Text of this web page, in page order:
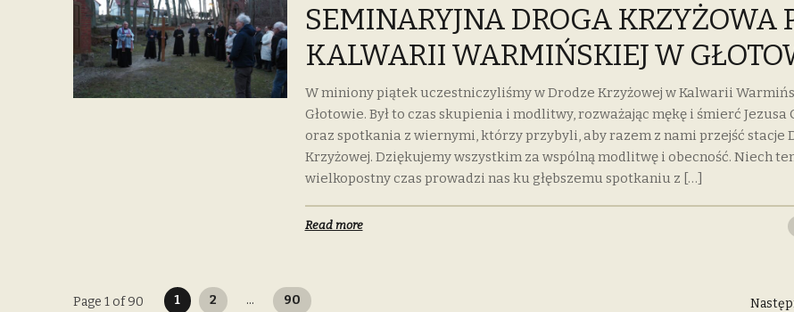
SEMINARYJNA DROGA KRZYŻOWA
KALWARII WARMIŃSKIEJ W
W miniony piątek uczestniczyliśmy w Drodze Krzyżowej w Kalwarii
Głotowie. Był to czas skupienia i modlitwy, rozważając mękę i śmierć Jezusa
oraz spotkania z wiernymi, którzy przybyli, aby razem z nami przejść stacje
Krzyżowej. Dziękujemy wszystkim za wspólną modlitwę i obecność. Niech
wielkopostny czas prowadzi nas ku głębszemu spotkaniu z […]
Read more
Page 1 of 90
Stronicowanie
1 2 … 90